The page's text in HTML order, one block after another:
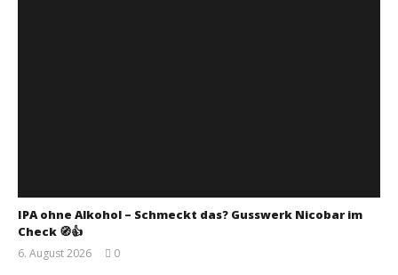
IPA ohne Alkohol – Schmeckt das? Gusswerk Nicobar im
Check 🧭👍
6. August 2026
0